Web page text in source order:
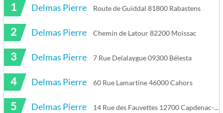
1 Delmas Pierre Route de Guiddal 81800 Rabastens
2 Delmas Pierre Chemin de Latour 82200 Moissac
3 Delmas Pierre 7 Rue Delalaygue 09300 Bélesta
4 Delmas Pierre 60 Rue Lamartine 46000 Cahors
5 Delmas Pierre 14 Rue des Fauvettes 12700 Capdenac-Gare